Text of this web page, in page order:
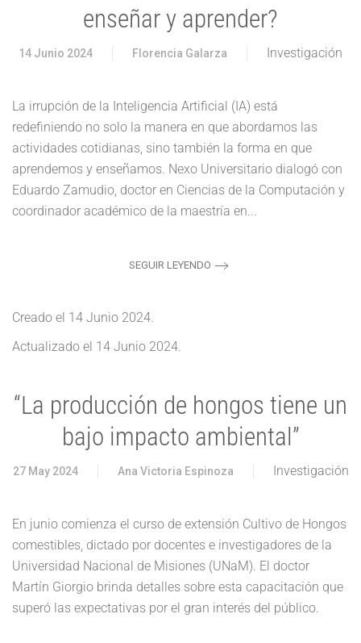
enseñar y aprender?
14 Junio 2024 Florencia Galarza Investigación
La irrupción de la Inteligencia Artificial (IA) está
redefiniendo no solo la manera en que abordamos las
actividades cotidianas, sino también la forma en que
aprendemos y enseñamos. Nexo Universitario dialogó con
Eduardo Zamudio, doctor en Ciencias de la Computación y
coordinador académico de la maestría en...
SEGUIR LEYENDO
Creado el 14 Junio 2024.
Actualizado el 14 Junio 2024.
“La producción de hongos tiene un
bajo impacto ambiental”
27 May 2024 Ana Victoria Espinoza Investigación
En junio comienza el curso de extensión Cultivo de Hongos
comestibles, dictado por docentes e investigadores de la
Universidad Nacional de Misiones (UNaM). El doctor
Martín Giorgio brinda detalles sobre esta capacitación que
superó las expectativas por el gran interés del público.